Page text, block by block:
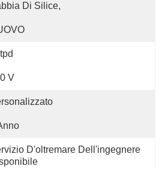
Di Silice,
V
D'oltremare Dell'ingegnere